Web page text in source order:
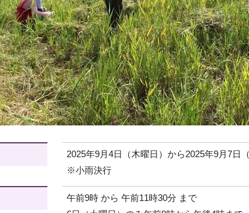
2025年9月4日（木曜日）から2025年9月7日
※小雨決行
午前9時 から 午前11時30分 まで